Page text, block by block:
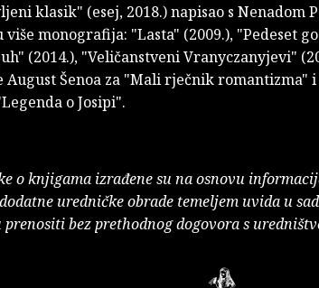
klasik" (esej, 2018.) napisao s Nenadom
više monografija: "Lasta" (2009.), "Pedeset
(2014.), "Veličanstveni Vranyczanyjevi"
August Šenoa za "Mali rječnik romantizma"
o Josipi".
o knjigama izrađene su na osnovu
uredničke obrade temeljem uvida u
prenositi bez prethodnog dogovora s